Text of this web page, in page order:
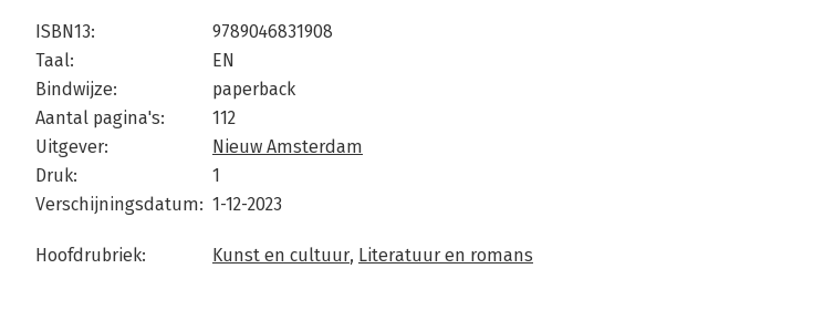
ISBN13:
9789046831908
Taal:
EN
Bindwijze:
paperback
Aantal pagina's:
112
Uitgever:
Nieuw Amsterdam
Druk:
1
Verschijningsdatum: 1-12-2023
Hoofdrubriek: Kunst en cultuur, Literatuur en romans